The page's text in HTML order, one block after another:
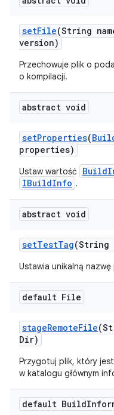
setFile(String
version)
Przechowuje plik o
o kompilacji.
abstract void
setProperties(
properties)
Ustaw wartość
IBuildInfo .
abstract void
setTestTag(String
Ustawia unikalną
default File
stageRemoteFile
Dir)
Przygotuj plik, który
w katalogu głównym
default Build